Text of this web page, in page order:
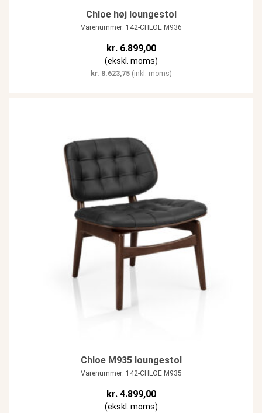
Chloe høj loungestol
Varenummer: 142-CHLOE M936
kr.6.899,00
(ekskl. moms)
kr. 8.623,75(inkl. moms)
Chloe M935 loungestol
Varenummer: 142-CHLOE M935
kr.4.899,00
(ekskl. moms)